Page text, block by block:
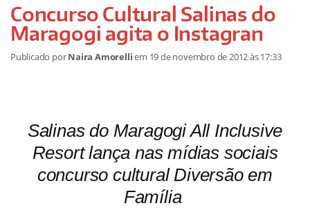
Concurso Cultural Salinas do
Maragogi agita o Instagran
Publicado porNaira Amorelliem 19 de novembro de 2012às 17:33
Salinas do Maragogi All Inclusive
Resort lança nasmídias sociais
concurso cultural Diversão em
Família